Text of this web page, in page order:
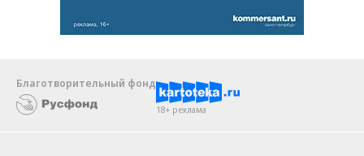
Благотворительный фонд
18+ реклама